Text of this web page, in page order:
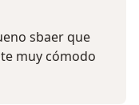
sbaer que
muy cómodo